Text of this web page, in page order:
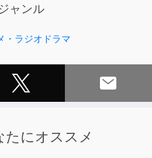
ャンル
・ラジオドラマ
たにオススメ